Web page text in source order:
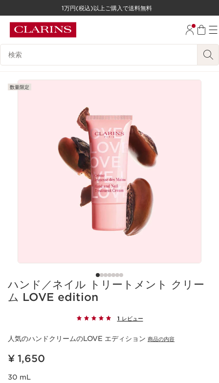
コンテンツへ移動
1万円(税込)以上ご購入で送料無料
検索候補
数量限定
ハンド／ネイル トリートメント クリー
ム LOVE edition
1 レビュー
人気のハンドクリームのLOVE エディション 商品の内容
現在表示中の製品の価格 ¥ 1,650
¥ 1,650
30 mL